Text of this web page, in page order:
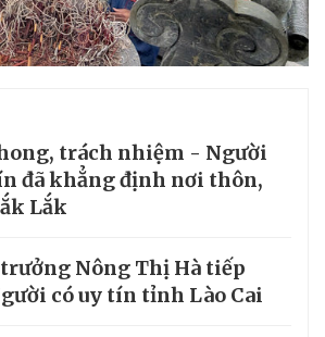
trách nhiệm - Người
đã khẳng định nơi thôn,
Lắk
Nông Thị Hà tiếp
có uy tín tỉnh Lào Cai